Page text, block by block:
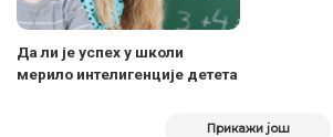
Да ли је успех у школи
мерило интелигенције детета
Прикажи још